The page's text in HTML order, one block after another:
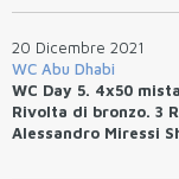
20 Dicembre 2021
WC Abu Dhabi
WC Day 5. 4x50
Rivolta di bronzo. 3
Alessandro Miressi